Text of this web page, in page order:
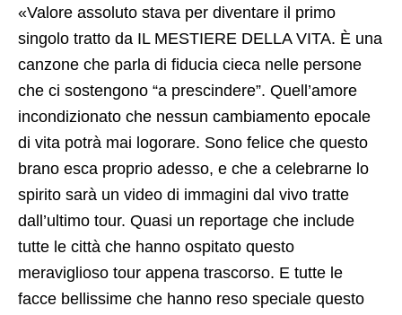
«Valore assoluto stava per diventare il primo
singolo tratto da IL MESTIERE DELLA VITA. È una
canzone che parla di fiducia cieca nelle persone
che ci sostengono “a prescindere”. Quell’amore
incondizionato che nessun cambiamento epocale
di vita potrà mai logorare. Sono felice che questo
brano esca proprio adesso, e che a celebrarne lo
spirito sarà un video di immagini dal vivo tratte
dall’ultimo tour. Quasi un reportage che include
tutte le città che hanno ospitato questo
meraviglioso tour appena trascorso. E tutte le
facce bellissime che hanno reso speciale questo